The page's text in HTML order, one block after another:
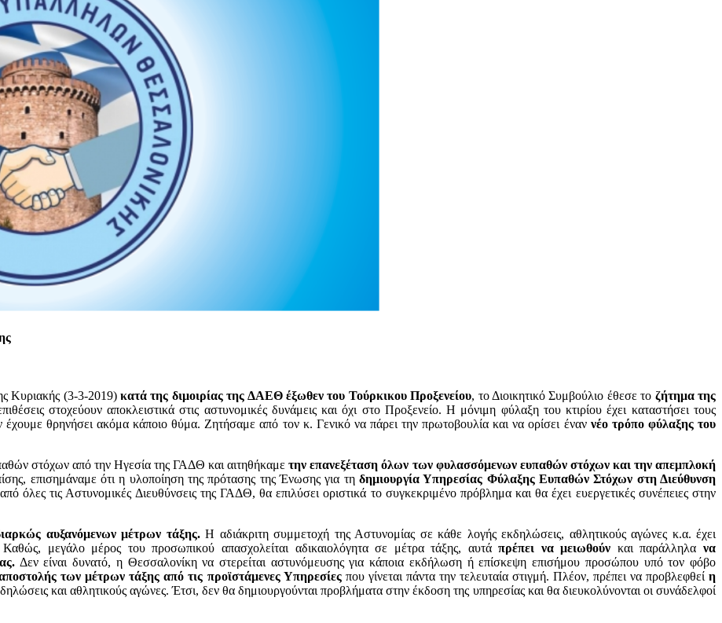
Κυριακής (3-3-2019) κατά της διμοιρίας της ΔΑΕΘ έξωθεν του Τούρκικου Προξενείου, το Διοικητικό Συμβούλιο έθεσε το ζήτημα της
στοχεύουν αποκλειστικά στις αστυνομικές δυνάμεις και όχι στο Προξενείο. Η μόνιμη φύλαξη του κτιρίου έχει καταστήσει τους
θρηνήσει ακόμα κάποιο θύμα. Ζητήσαμε από τον κ. Γενικό να πάρει την πρωτοβουλία και να ορίσει έναννέο τρόπο φύλαξης του
στόχων από την Ηγεσία της ΓΑΔΘ και αιτηθήκαμετην επανεξέταση όλων των φυλασσόμενων ευπαθών στόχων και την απεμπλοκή
επισημάναμε ότι η υλοποίηση της πρότασης της Ένωσης για τη δημιουργία Υπηρεσίας Φύλαξης Ευπαθών Στόχων στη Διεύθυνση
όλες τις Αστυνομικές Διευθύνσεις της ΓΑΔΘ, θα επιλύσει οριστικά το συγκεκριμένο πρόβλημα και θα έχει ευεργετικές συνέπειες στην
αυξανόμενων μέτρων τάξης.Η αδιάκριτη συμμετοχή της Αστυνομίας σε κάθε λογής εκδηλώσεις, αθλητικούς αγώνες κ.α. έχει
μεγάλο μέρος του προσωπικού απασχολείται αδικαιολόγητα σε μέτρα τάξης, αυτάπρέπει να μειωθούν και παράλληλανα
Δεν είναι δυνατό, η Θεσσαλονίκη να στερείται αστυνόμευσης για κάποια εκδήλωση ή επίσκεψη επισήμου προσώπου υπό τον φόβο
των μέτρων τάξης από τις προϊστάμενες Υπηρεσίεςπου γίνεται πάντα την τελευταία στιγμή. Πλέον, πρέπει να προβλεφθείη
και αθλητικούς αγώνες. Έτσι, δεν θα δημιουργούνται προβλήματα στην έκδοση της υπηρεσίας και θα διευκολύνονται οι συνάδελφοί